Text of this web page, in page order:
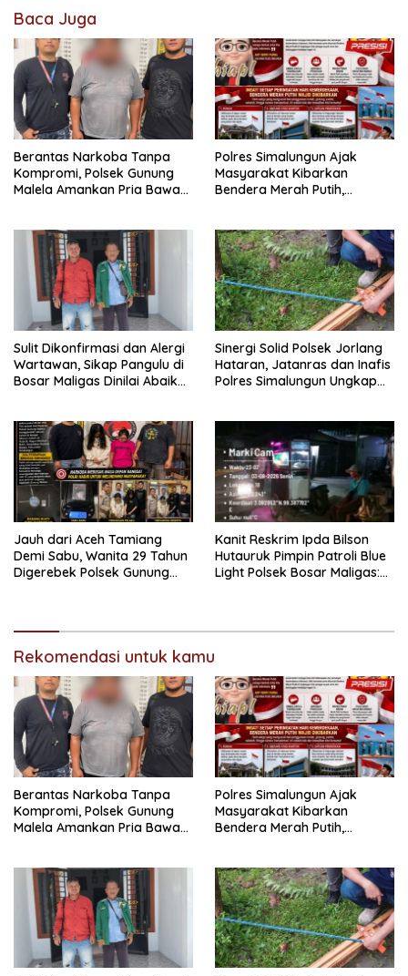
Baca Juga
Berantas Narkoba Tanpa
Kompromi, Polsek Gunung
Malela Amankan Pria Bawa
Polres Simalungun Ajak
Masyarakat Kibarkan
Bendera Merah Putih,
Semangat Kemerdekaan
Sulit Dikonfirmasi dan Alergi
Wartawan, Sikap Pangulu di
Bosar Maligas Dinilai Abaikan
Sinergi Solid Polsek Jorlang
Hataran, Jatanras dan Inafis
Polres Simalungun Ungkap
Jauh dari Aceh Tamiang
Demi Sabu, Wanita 29 Tahun
Digerebek Polsek Gunung
Kanit Reskrim Ipda Bilson
Hutauruk Pimpin Patroli Blue
Light Polsek Bosar Maligas:
Rekomendasi untuk kamu
Berantas Narkoba Tanpa
Kompromi, Polsek Gunung
Malela Amankan Pria Bawa
Polres Simalungun Ajak
Masyarakat Kibarkan
Bendera Merah Putih,
Semangat Kemerdekaan